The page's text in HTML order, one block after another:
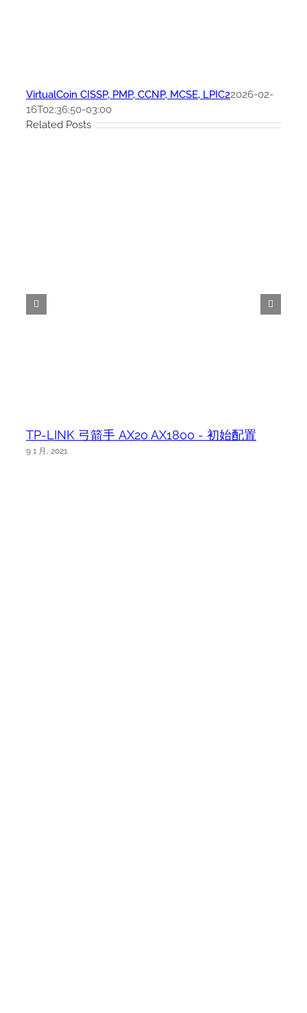
VirtualCoin CISSP, PMP, CCNP, MCSE, LPIC22026-02-
16T02:36:50-03:00
Related Posts
TP-LINK 弓箭手 AX20 AX1800 - 初始配置
9 1 月, 2021